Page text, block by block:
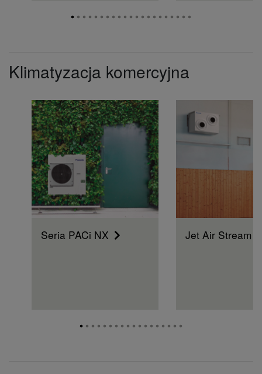
Klimatyzacja komercyjna
Seria PACi NX Jet Air Stream